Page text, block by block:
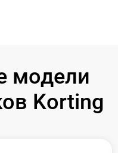
модели
Korting